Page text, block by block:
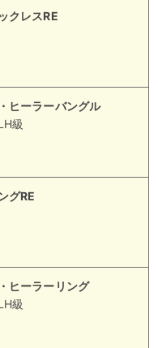
クレスRE
ヒーラーバングル
級
グRE
ヒーラーリング
級